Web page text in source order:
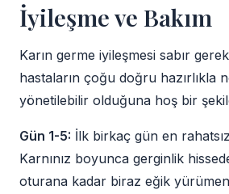
İyileşme ve Bakım
Karın germe iyileşmesi sabır
hastaların çoğu doğru hazırlıkla
yönetilebilir olduğuna hoş bir
Gün 1-5: İlk birkaç gün en
Karnınız boyunca gerginlik
oturana kadar biraz eğik